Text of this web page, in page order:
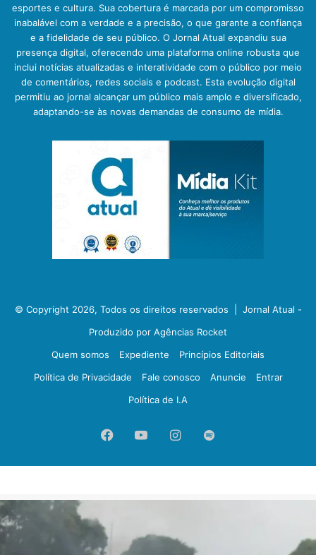
esportes e cultura. Sua cobertura é marcada por um compromisso
inabalável com a verdade e a precisão, o que garante a confiança
e a fidelidade de seu público. O Jornal Atual expandiu sua
presença digital, oferecendo uma plataforma online robusta que
inclui notícias atualizadas e interatividade com o público por meio
de comentários, redes sociais e podcast. Esta evolução digital
permitiu ao jornal alcançar um público mais amplo e diversificado,
adaptando-se às novas demandas de consumo de mídia.
© Copyright 2026, Todos os direitos reservados | Jornal Atual -
Produzido por Agências Rocket
Quem somos
Expediente
Princípios Editoriais
Política de Privacidade
Fale conosco Anuncie
Entrar
Política de I.A
FacebookYouTubeInstagram
Spotify